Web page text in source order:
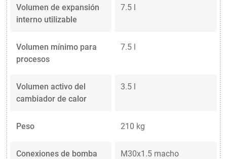
Volumen de expansión
interno utilizable
7.5 l
Volumen mínimo para
procesos
7.5 l
Volumen activo del
cambiador de calor
3.5 l
Peso 210 kg
Conexiones de bomba M30x1.5 macho